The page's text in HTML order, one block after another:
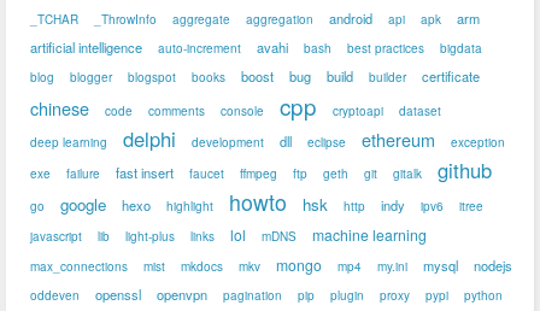
_TCHAR _ThrowInfo aggregate aggregation android api apk
arm
artificial intelligence
auto-increment avahi bash best practices
bigdata
blog
blogger blogspot books boost bug build builder certificate
chinese code comments console cpp cryptoapi
dataset
deep learning
delphi development dll eclipse ethereum
exception
exe
failure fast insert faucet ffmpeg ftp geth git gitalk github
go google hexo highlight howto hsk http indy ipv6
itree
javascript
lib light-plus links lol mDNS machine learning
max_connections mist mkdocs mkv mongo mp4 my.ini mysql nodejs
oddeven openssl openvpn pagination pip plugin proxy pypi
python